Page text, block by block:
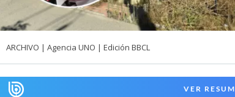
ARCHIVO | Agencia UNO | Edición BBCL
VER